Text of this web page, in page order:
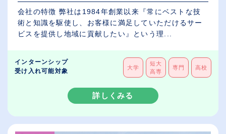
会社の特徴 弊社は1984年創業以来『常にベストな技
術と知識を駆使し、お客様に満足していただけるサー
ビスを提供し地域に貢献したい』という理...
インターンシップ
受け入れ可能対象
大学
短大
高専
専門 高校
詳しくみる